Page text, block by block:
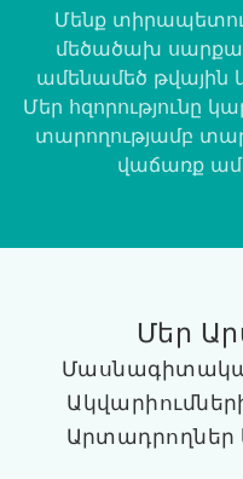
Մենք
մեծածախ
ամենամեծ թվային
Մեր հզորությունը
տարողությամբ
վաճառք
Մեր
Արտադրողներ